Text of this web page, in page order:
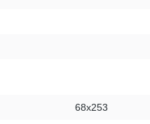
68х253